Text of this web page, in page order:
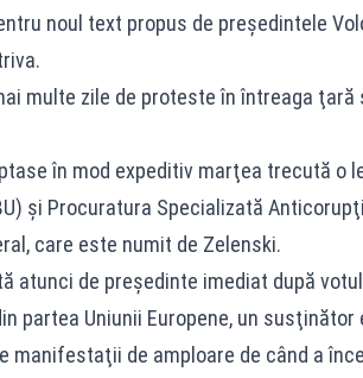
noul text propus de președintele
multe zile de proteste în întreaga
în mod expeditiv marţea trecută o
şi Procuratura Specializată
care este numit de Zelenski.
atunci de preşedinte imediat după
partea Uniunii Europene, un susţinător
manifestaţii de amploare de când a